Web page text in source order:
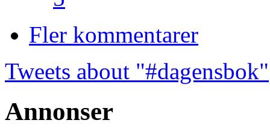
Fler kommentarer
Tweets about "#dagensbok"
Annonser